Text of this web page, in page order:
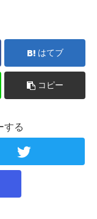
はてブ
コピー
する